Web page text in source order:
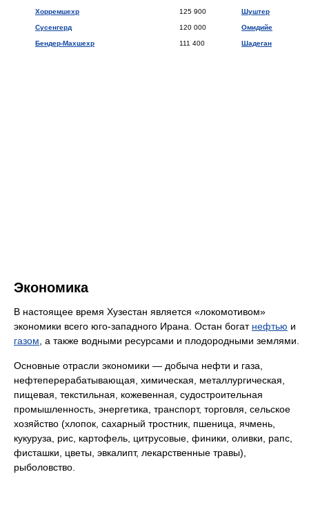
Хорремшехр 125 900 Шуштер
Сусенгерд 120 000 Омидийе
Бендер-Махшехр 111 400 Шадеган
Экономика
В настоящее время Хузестан является «локомотивом»
экономики всего юго-западного Ирана. Остан богат нефтью и
газом , а также водными ресурсами и плодородными землями.
Основные отрасли экономики — добыча нефти и газа,
нефтеперерабатывающая, химическая, металлургическая,
пищевая, текстильная, кожевенная, судостроительная
промышленность, энергетика, транспорт, торговля, сельское
хозяйство (хлопок, сахарный тростник, пшеница, ячмень,
кукуруза, рис, картофель, цитрусовые, финики, оливки, рапс,
фисташки, цветы, эвкалипт, лекарственные травы),
рыболовство.